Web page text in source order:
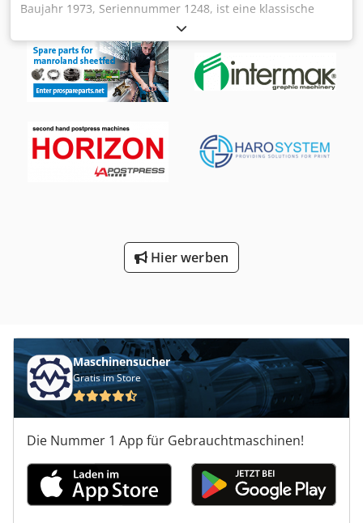
Baujahr 1973, Seriennummer 1248, ist eine klassische
Heftmaschine, die auf Langlebigkeit und zuverlaessige
Leistung ausgelegt ist. Mit einer Heftkapazitaet von bis zu
25 mm ist sie nach wie vor eine praktische Loesung fuer
vielfaeltige Bindeanwendungen. Die Maschine befindet
sich derzeit in Deutschland und ist in gutem Zustand, was
die Jahre hinweg widerspiegelt. Cedpfx Aloxb Dpco Derf
Die Hohner Favorit ist fuer ihre solide Konstruktion
bekannt und nach wie vor eine zuverlaessige Wahl fuer
Druckereien und Weiterverarbeitungsbetriebe, die eine
Hier werben
Maschinensucher
Gratis im Store
Die Nummer 1 App für Gebrauchtmaschinen!